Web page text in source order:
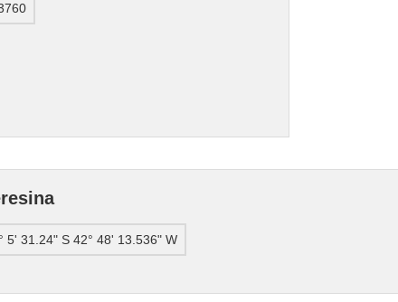
5' 31.24" S 42° 48' 13.536" W